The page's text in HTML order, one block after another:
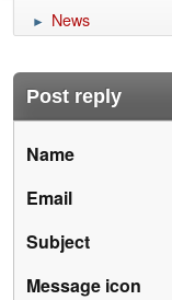
► News
Post reply
Name
Email
Subject
Message icon